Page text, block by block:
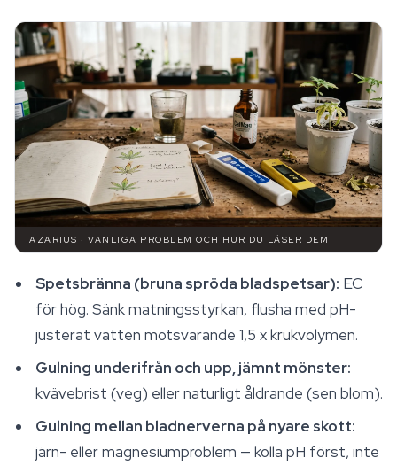
AZARIUS · VANLIGA PROBLEM OCH HUR DU LÄSER DEM
Spetsbränna (bruna spröda bladspetsar): EC
för hög. Sänk matningsstyrkan, flusha med pH-
justerat vatten motsvarande 1,5 x krukvolymen.
Gulning underifrån och upp, jämnt mönster:
kvävebrist (veg) eller naturligt åldrande (sen blom).
Gulning mellan bladnerverna på nyare skott:
järn- eller magnesiumproblem — kolla pH först, inte